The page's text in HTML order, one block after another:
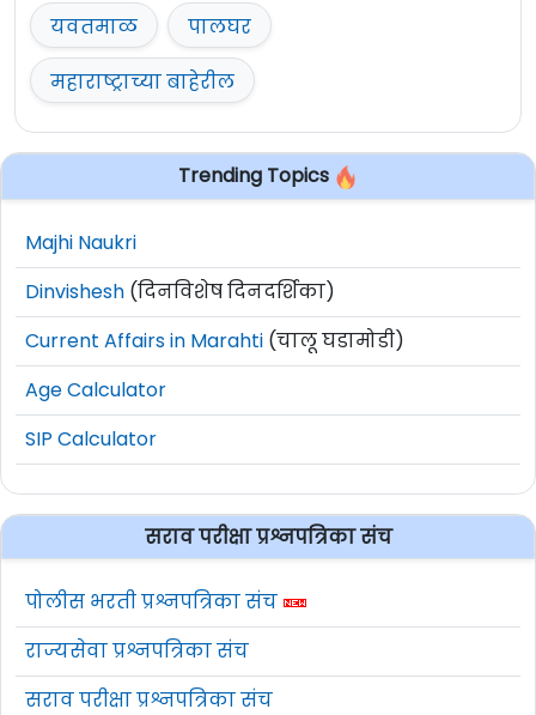
यवतमाळ
पालघर
महाराष्ट्राच्या बाहेरील
Trending Topics
Majhi Naukri
Dinvishesh (दिनविशेष दिनदर्शिका)
Current Affairs in Marahti (चालू घडामोडी)
Age Calculator
SIP Calculator
सराव परीक्षा प्रश्नपत्रिका संच
पोलीस भरती प्रश्नपत्रिका संच
राज्यसेवा प्रश्नपत्रिका संच
सराव परीक्षा प्रश्नपत्रिका संच